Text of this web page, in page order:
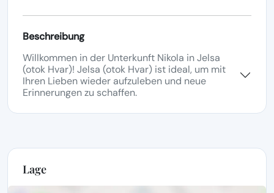
Beschreibung
Willkommen in der Unterkunft Nikola in Jelsa
(otok Hvar)! Jelsa (otok Hvar) ist ideal, um mit
Ihren Lieben wieder aufzuleben und neue
Erinnerungen zu schaffen.
Lage